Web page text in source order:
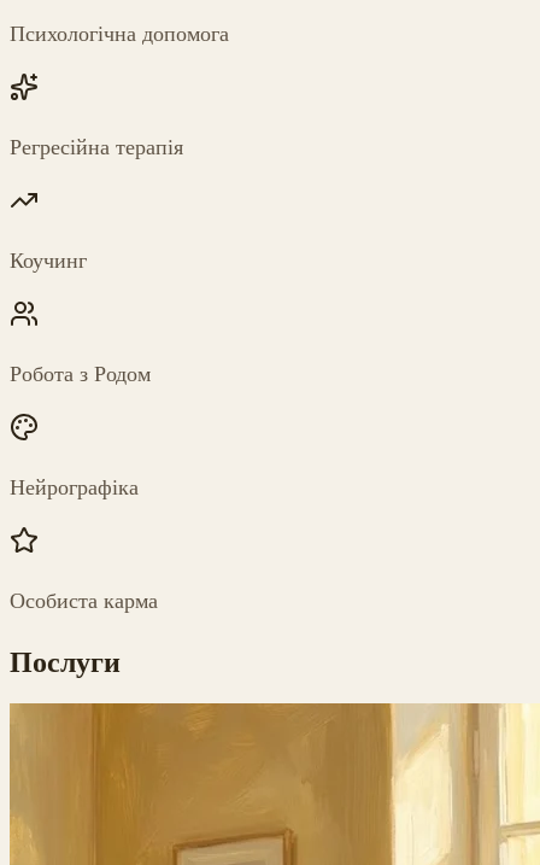
Психологічна допомога
Регресійна терапія
Коучинг
Робота з Родом
Нейрографіка
Особиста карма
Послуги